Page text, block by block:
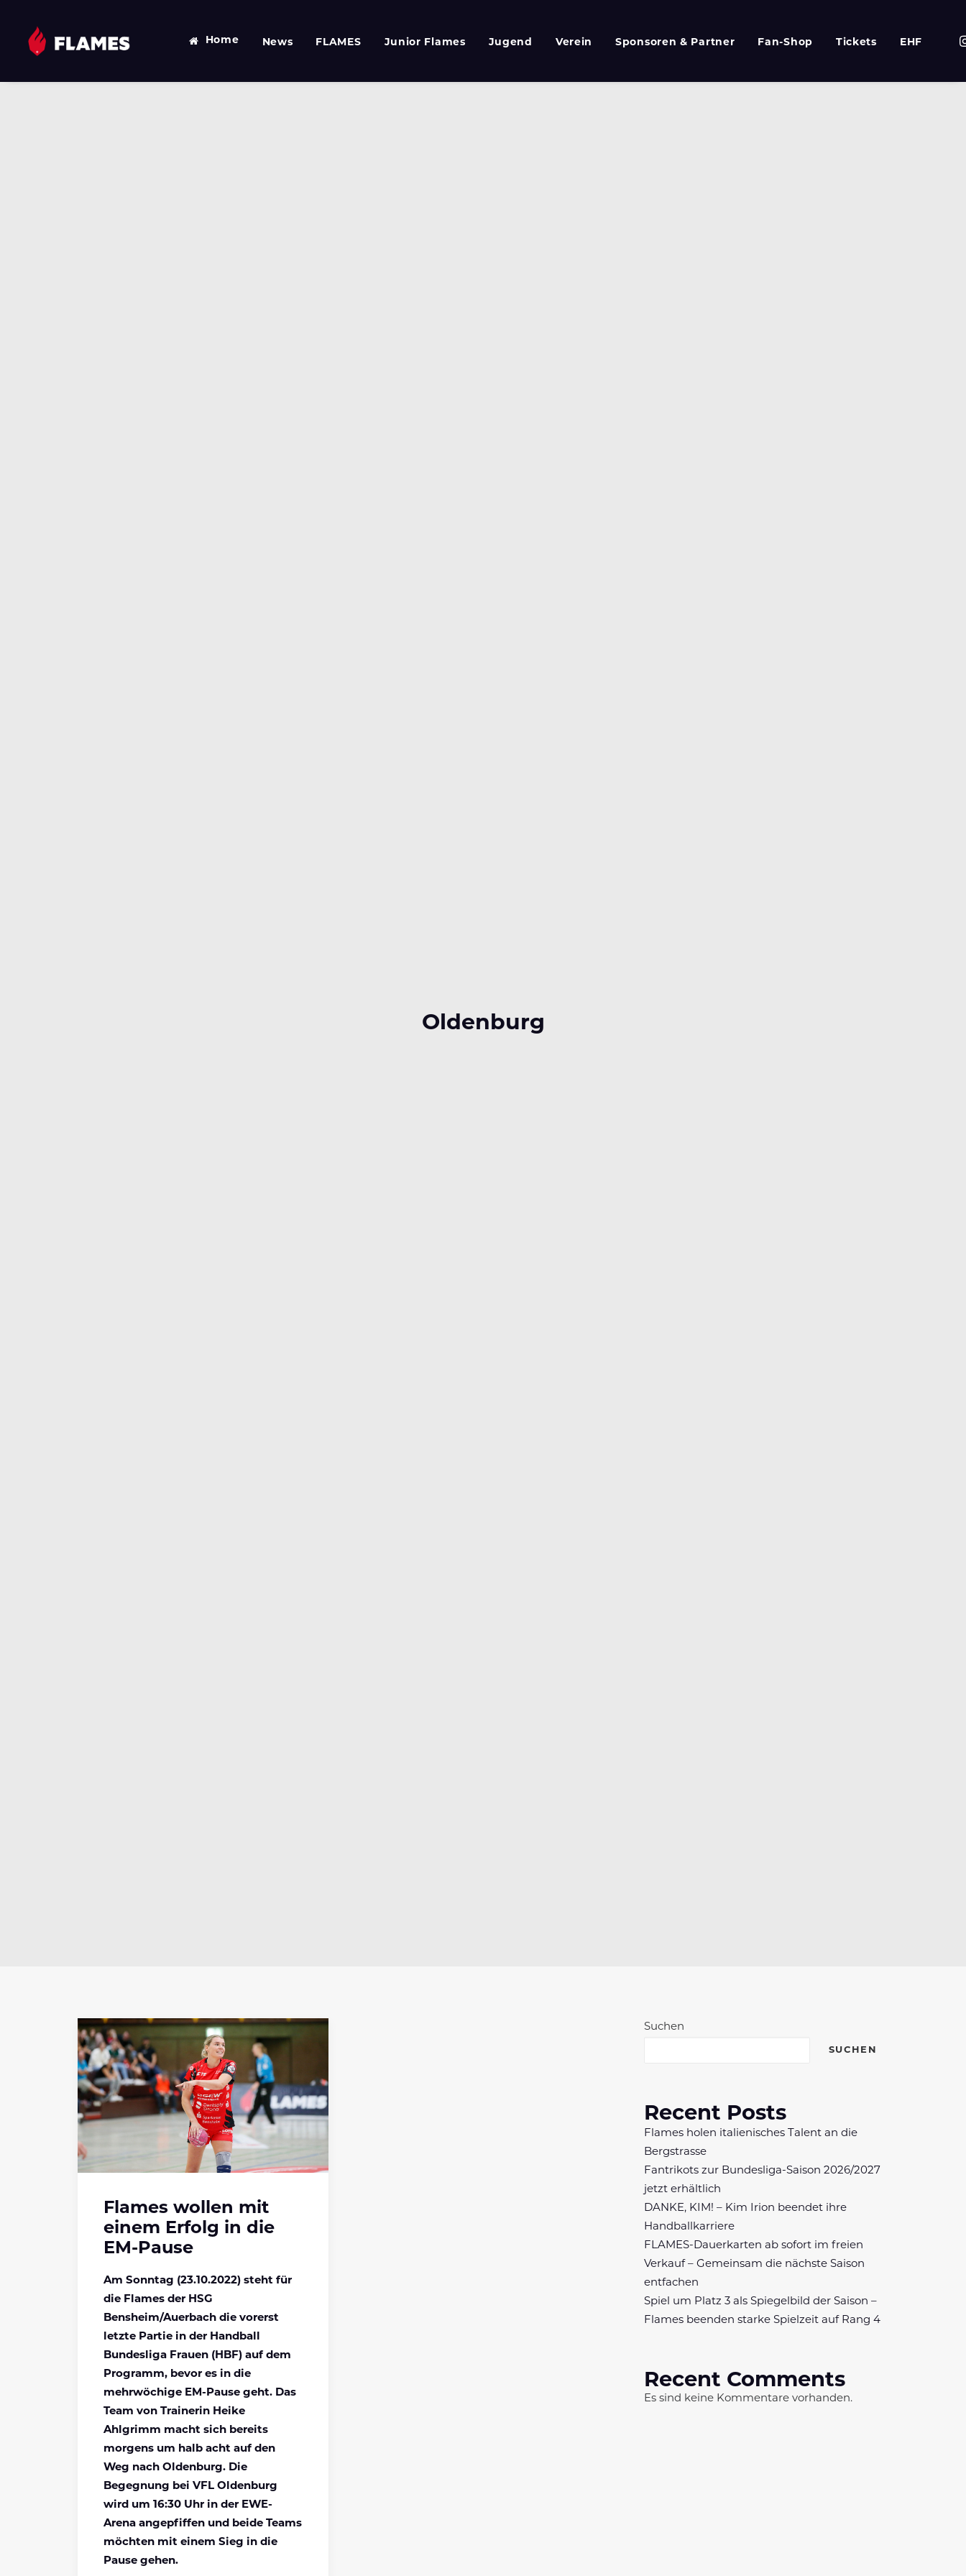
Home News FLAMES Junior Flames Jugend Verein Sponsoren & Partner Fan-Shop Tickets EHF
Oldenburg
Flames wollen mit
einem Erfolg in die
EM-Pause
Am Sonntag (23.10.2022) steht für
die Flames der HSG
Bensheim/Auerbach die vorerst
letzte Partie in der Handball
Bundesliga Frauen (HBF) auf dem
Programm, bevor es in die
mehrwöchige EM-Pause geht. Das
Team von Trainerin Heike
Ahlgrimm macht sich bereits
morgens um halb acht auf den
Weg nach Oldenburg. Die
Begegnung bei VFL Oldenburg
wird um 16:30 Uhr in der EWE-
Arena angepfiffen und beide Teams
möchten mit einem Sieg in die
Pause gehen.
Suchen
SUCHEN
Recent Posts
Flames holen italienisches Talent an die
Bergstrasse
Fantrikots zur Bundesliga-Saison 2026/2027
jetzt erhältlich
DANKE, KIM! – Kim Irion beendet ihre
Handballkarriere
FLAMES-Dauerkarten ab sofort im freien
Verkauf – Gemeinsam die nächste Saison
entfachen
Spiel um Platz 3 als Spiegelbild der Saison –
Flames beenden starke Spielzeit auf Rang 4
Recent Comments
Es sind keine Kommentare vorhanden.